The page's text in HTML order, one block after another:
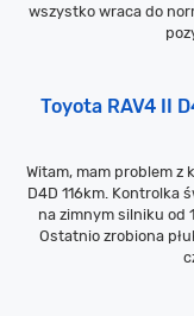
wszystko wraca do
Toyota RAV4 II
Witam, mam problem z
D4D 116km. Kontrolka
na zimnym silniku od
Ostatnio zrobiona